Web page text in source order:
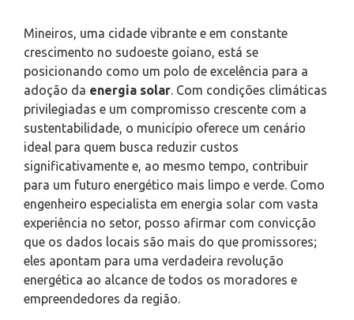
Mineiros, uma cidade vibrante e em constante
crescimento no sudoeste goiano, está se
posicionando como um polo de excelência para a
adoção da energia solar . Com condições climáticas
privilegiadas e um compromisso crescente com a
sustentabilidade, o município oferece um cenário
ideal para quem busca reduzir custos
significativamente e, ao mesmo tempo, contribuir
para um futuro energético mais limpo e verde. Como
engenheiro especialista em energia solar com vasta
experiência no setor, posso afirmar com convicção
que os dados locais são mais do que promissores;
eles apontam para uma verdadeira revolução
energética ao alcance de todos os moradores e
empreendedores da região.